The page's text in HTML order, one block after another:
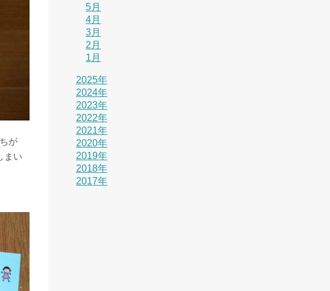
が
まい
5月
4月
3月
2月
1月
2025年
2024年
2023年
2022年
2021年
2020年
2019年
2018年
2017年